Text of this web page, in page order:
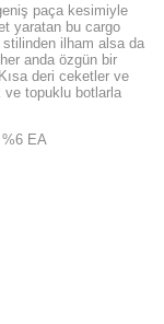
paça kesimiyle
yaratan bu cargo
stilinden ilham alsa da
anda özgün bir
deri ceketler ve
ve topuklu botlarla
EA